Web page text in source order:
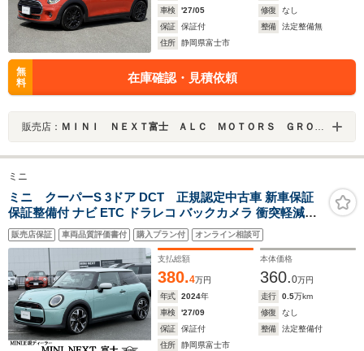
車検
'27/05 修復
なし
保証
保証付 整備
法定整備無
住所
静岡県富士市
無
料
在庫確認・見積依頼
販売店： ＭＩＮＩ ＮＥＸＴ富士 ＡＬＣ ＭＯＴＯＲＳ ＧＲＯＵＰ
ミニ
ミニ クーパーS 3ドア DCT 正規認定中古車 新車保証
保証整備付 ナビ ETC ドラレコ バックカメラ 衝突軽減ブ
レーキ アイドリングストップ 障害物ソナー 車線キープ A
クルコン
販売店保証 車両品質評価書付 購入プラン付 オンライン相談可
支払総額
380.4万円
本体価格
360.0万円
年式
2024年 走行 0.5万km
車検
'27/09 修復
なし
保証
保証付 整備
法定整備付
住所
静岡県富士市